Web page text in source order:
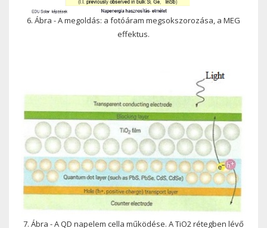
6. Ábra - A megoldás: a fotóáram megsokszorozása, a MEG
effektus.
7. Ábra - A QD napelem cella működése. A TiO2 rétegben lévő